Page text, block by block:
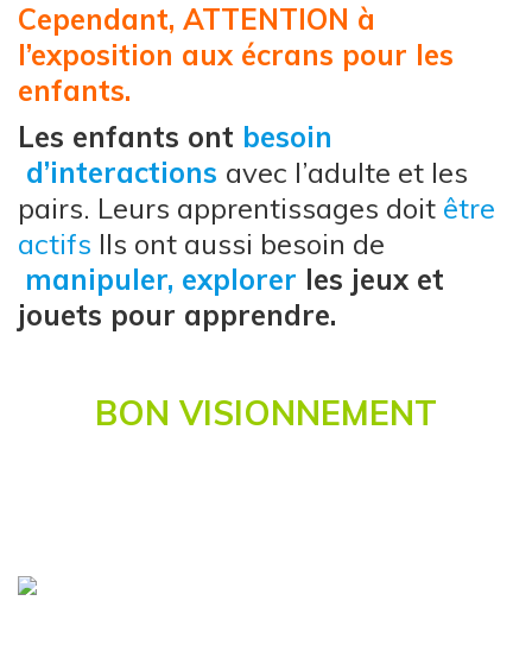
Cependant, ATTENTION à
l’exposition aux écrans pour les
enfants.
Les enfants ont besoin
d’interactions avec l’adulte et les
pairs. Leurs apprentissages doit être
actifs Ils ont aussi besoin de
manipuler, explorer les jeux et
jouets pour apprendre.
BON VISIONNEMENT